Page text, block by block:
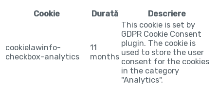
Cookie Durată Descriere
cookielawinfo-
checkbox-analytics
11
months
This cookie is set by
GDPR Cookie Consent
plugin. The cookie is
used to store the user
consent for the cookies
in the category
"Analytics".